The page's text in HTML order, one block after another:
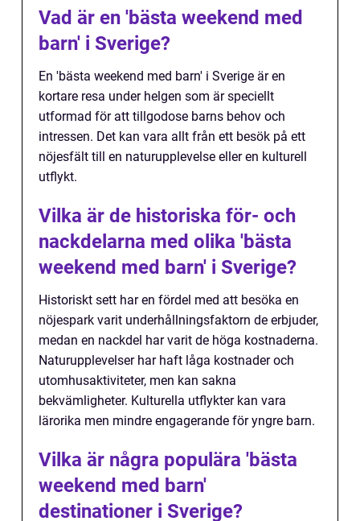
Vad är en 'bästa weekend med
barn' i Sverige?
En 'bästa weekend med barn' i Sverige är en
kortare resa under helgen som är speciellt
utformad för att tillgodose barns behov och
intressen. Det kan vara allt från ett besök på ett
nöjesfält till en naturupplevelse eller en kulturell
utflykt.
Vilka är de historiska för- och
nackdelarna med olika 'bästa
weekend med barn' i Sverige?
Historiskt sett har en fördel med att besöka en
nöjespark varit underhållningsfaktorn de erbjuder,
medan en nackdel har varit de höga kostnaderna.
Naturupplevelser har haft låga kostnader och
utomhusaktiviteter, men kan sakna
bekvämligheter. Kulturella utflykter kan vara
lärorika men mindre engagerande för yngre barn.
Vilka är några populära 'bästa
weekend med barn'
destinationer i Sverige?